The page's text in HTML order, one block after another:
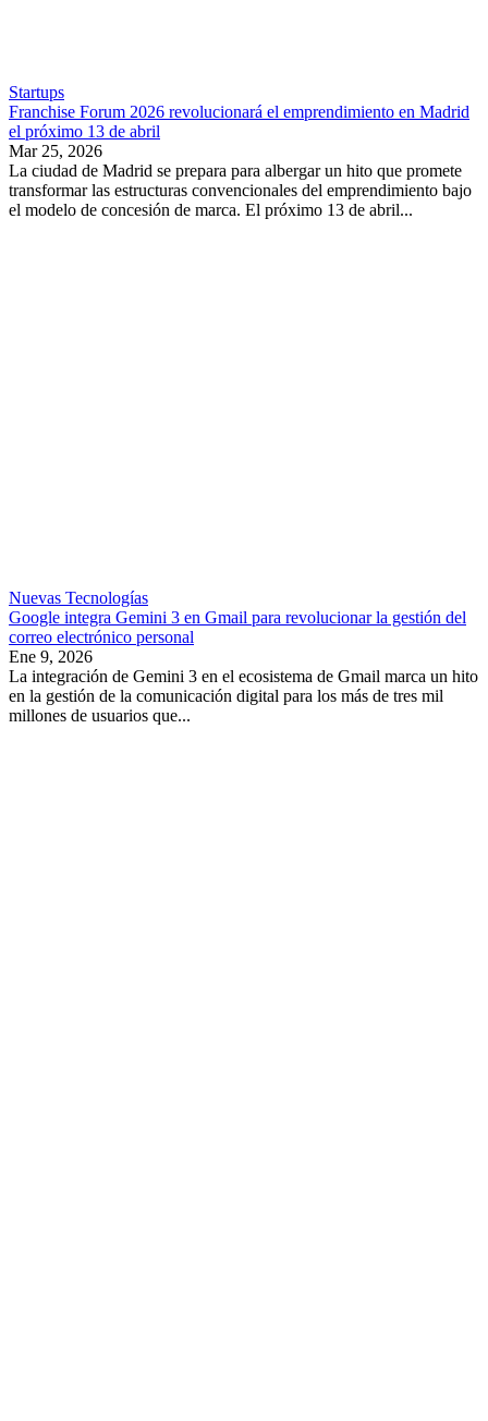
Startups
Franchise Forum 2026 revolucionará el emprendimiento en Madrid
el próximo 13 de abril
Mar 25, 2026
La ciudad de Madrid se prepara para albergar un hito que promete
transformar las estructuras convencionales del emprendimiento bajo
el modelo de concesión de marca. El próximo 13 de abril...
Nuevas Tecnologías
Google integra Gemini 3 en Gmail para revolucionar la gestión del
correo electrónico personal
Ene 9, 2026
La integración de Gemini 3 en el ecosistema de Gmail marca un hito
en la gestión de la comunicación digital para los más de tres mil
millones de usuarios que...